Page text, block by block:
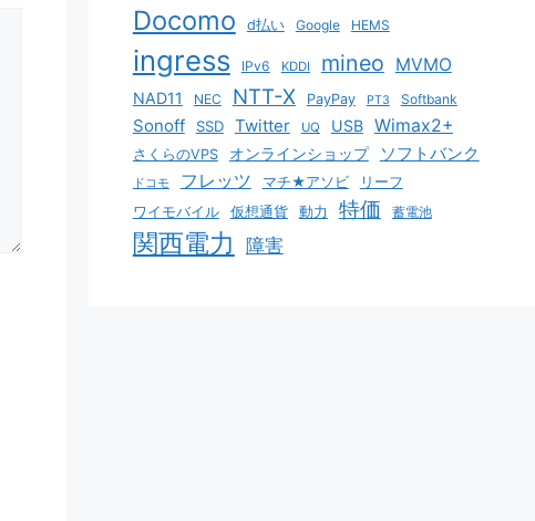
Docomo d払い Google HEMS
ingress IPv6 KDDI mineo MVMO
NAD11 NEC NTT-X PayPay PT3 Softbank
Sonoff SSD Twitter UQ USB Wimax2+
さくらのVPS オンラインショップ ソフトバンク
ドコモ フレッツ マチ★アソビ
リーフ
ワイモバイル
仮想通貨 動力 特価 蓄電池
関西電力 障害